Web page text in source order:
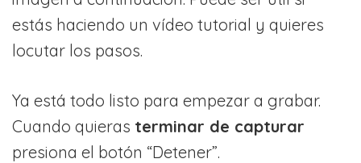
estás haciendo un vídeo tutorial y quieres
locutar los pasos.
Ya está todo listo para empezar a grabar.
Cuando quieras terminar de capturar
presiona el botón “Detener”.